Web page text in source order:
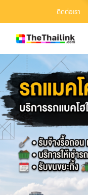
ติดต่อเรา